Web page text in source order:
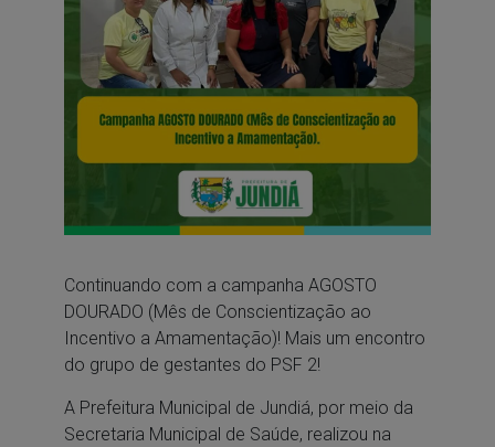
Continuando com a campanha AGOSTO
DOURADO (Mês de Conscientização ao
Incentivo a Amamentação)! Mais um encontro
do grupo de gestantes do PSF 2!
A Prefeitura Municipal de Jundiá, por meio da
Secretaria Municipal de Saúde, realizou na